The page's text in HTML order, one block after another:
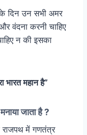
दिन उन सभी अमर
वंदना करनी चाहिए
न की इसका
भारत महान है”
जाता है ?
राजपथ में गणतंत्र